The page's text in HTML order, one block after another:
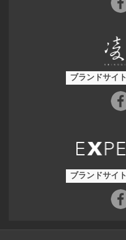
ブランドサイト
ブランドサイト